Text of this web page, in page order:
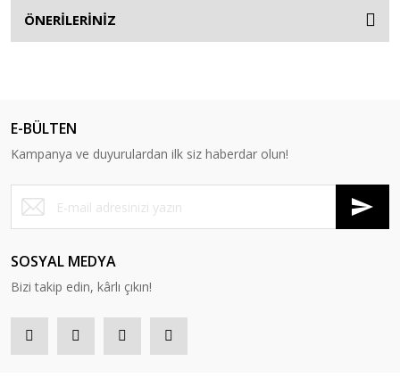
ÖNERİLERİNİZ
E-BÜLTEN
Kampanya ve duyurulardan ilk siz haberdar olun!
SOSYAL MEDYA
Bizi takip edin, kârlı çıkın!